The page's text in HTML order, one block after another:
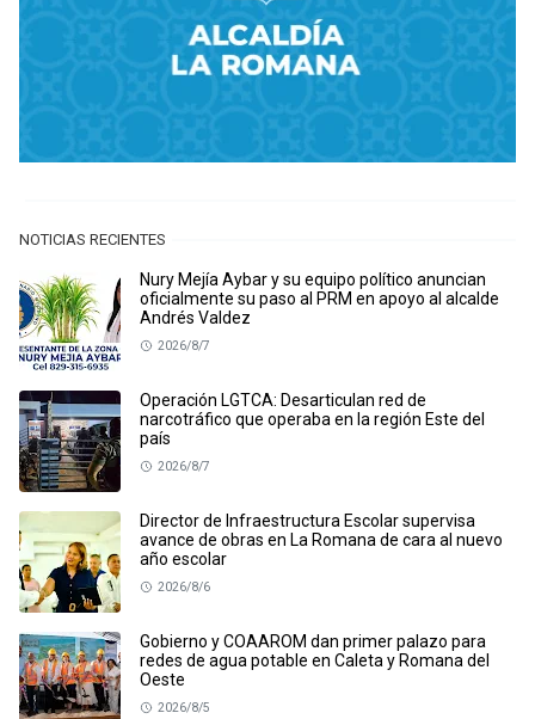
NOTICIAS RECIENTES
Nury Mejía Aybar y su equipo político anuncian
oficialmente su paso al PRM en apoyo al alcalde
Andrés Valdez
2026/8/7
Operación LGTCA: Desarticulan red de
narcotráfico que operaba en la región Este del
país
2026/8/7
Director de Infraestructura Escolar supervisa
avance de obras en La Romana de cara al nuevo
año escolar
2026/8/6
Gobierno y COAAROM dan primer palazo para
redes de agua potable en Caleta y Romana del
Oeste
2026/8/5